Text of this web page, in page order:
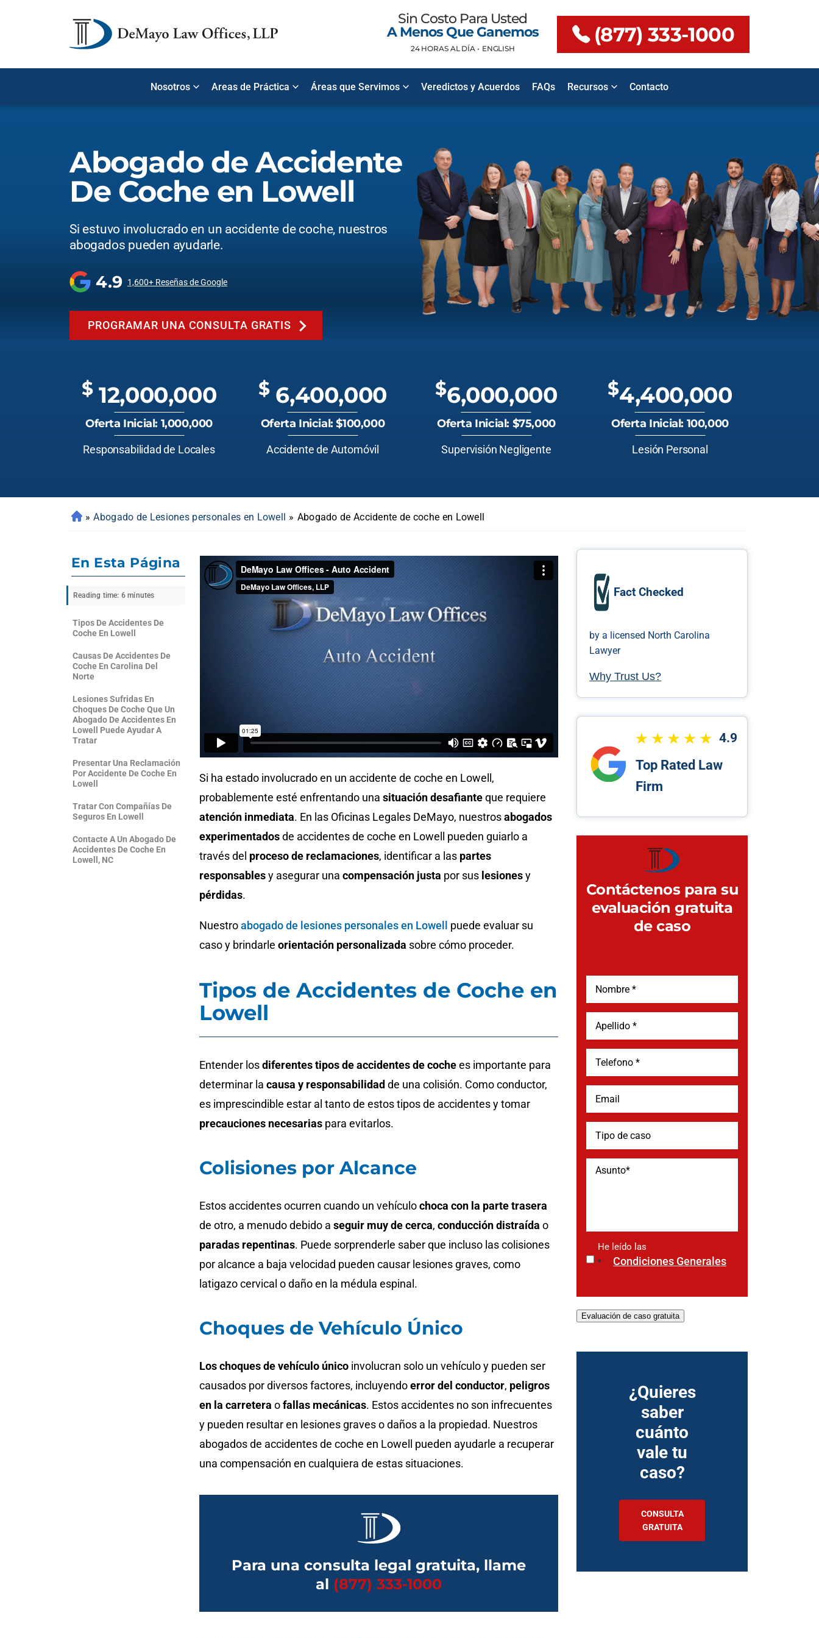
Sin Costo Para Usted
A Menos Que Ganemos
24 HORAS AL DÍA • ENGLISH
(877) 333-1000
Nosotros Areas de Práctica Áreas que Servimos Veredictos y Acuerdos FAQs Recursos Contacto
Abogado de Accidente
De Coche en Lowell
Si estuvo involucrado en un accidente de coche, nuestros
abogados pueden ayudarle.
4.9 1,600+ Reseñas de Google
PROGRAMAR UNA CONSULTA GRATIS
$12,000,000
Oferta Inicial: 1,000,000
Responsabilidad de Locales
$6,400,000
Oferta Inicial: $100,000
Accidente de Automóvil
$6,000,000
Oferta Inicial: $75,000
Supervisión Negligente
$4,400,000
Oferta Inicial: 100,000
Lesión Personal
» Abogado de Lesiones personales en Lowell » Abogado de Accidente de coche en Lowell
En Esta Página
Reading time: 6 minutes
Tipos De Accidentes De
Coche En Lowell
Causas De Accidentes De
Coche En Carolina Del
Norte
Lesiones Sufridas En
Choques De Coche Que Un
Abogado De Accidentes En
Lowell Puede Ayudar A
Tratar
Presentar Una Reclamación
Por Accidente De Coche En
Lowell
Tratar Con Compañías De
Seguros En Lowell
Contacte A Un Abogado De
Accidentes De Coche En
Lowell, NC
Si ha estado involucrado en un accidente de coche en Lowell,
probablemente esté enfrentando una situación desafianteque requiere
atención inmediata. En las Oficinas Legales DeMayo, nuestrosabogados
experimentadosde accidentes de coche en Lowell pueden guiarlo a
través del proceso de reclamaciones, identificar a las partes
responsablesy asegurar una compensación justa por sus lesionesy
pérdidas.
Nuestroabogado de lesiones personales en Lowell
puede evaluar su
caso y brindarle orientación personalizada sobre cómo proceder.
Tipos de Accidentes de Coche en
Lowell
Entender losdiferentes tipos de accidentes de cochees importante para
determinar la causa y responsabilidad de una colisión. Como conductor,
es imprescindible estar al tanto de estos tipos de accidentes y tomar
precauciones necesarias para evitarlos.
Colisiones por Alcance
Estos accidentes ocurren cuando un vehículochoca con la parte trasera
de otro, a menudo debido a seguir muy de cerca, conducción distraída o
paradas repentinas. Puede sorprenderle saber que incluso las colisiones
por alcance a baja velocidad pueden causar lesiones graves, como
latigazo cervical o daño en la médula espinal.
Choques de Vehículo Único
Los choques de vehículo único involucran solo un vehículo y pueden ser
causados por diversos factores, incluyendoerror del conductor, peligros
en la carretera ofallas mecánicas. Estos accidentes no son infrecuentes
y pueden resultar en lesiones graves o daños a la propiedad. Nuestros
abogados de accidentes de coche en Lowell pueden ayudarle a recuperar
una compensación en cualquiera de estas situaciones.
Para una consulta legal gratuita, llame
al (877) 333-1000
Fact Checked
by a licensed North Carolina
Lawyer
Why Trust Us?
4.9
Top Rated Law
Firm
Contáctenos para su
evaluación gratuita
de caso
He leído las
Condiciones Generales
Evaluación de caso gratuita
¿Quieres
saber
cuánto
vale tu
caso?
CONSULTA
GRATUITA